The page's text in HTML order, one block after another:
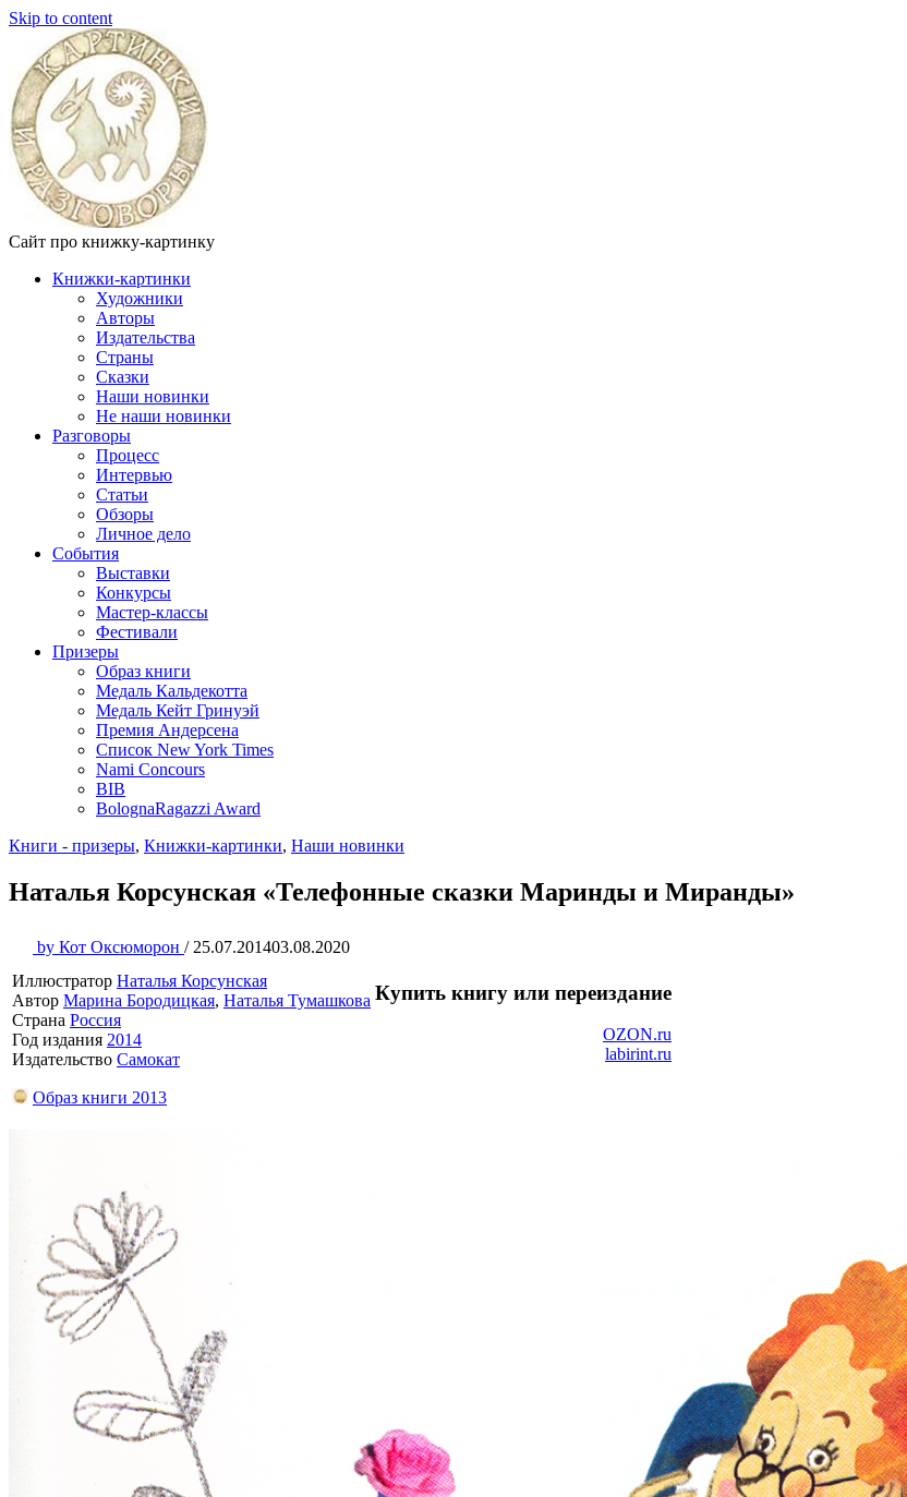
Skip to content
Сайт про книжку-картинку
Книжки-картинки
Художники
Авторы
Издательства
Страны
Сказки
Наши новинки
Не наши новинки
Разговоры
Процесс
Интервью
Статьи
Обзоры
Личное дело
События
Выставки
Конкурсы
Мастер-классы
Фестивали
Призеры
Образ книги
Медаль Кальдекотта
Медаль Кейт Гринуэй
Премия Андерсена
Список New York Times
Nami Concours
BIB
BolognaRagazzi Award
Книги - призеры, Книжки-картинки, Наши новинки
Наталья Корсунская «Телефонные сказки Маринды и Миранды»
by Кот Оксюморон / 25.07.201403.08.2020
Иллюстратор Наталья Корсунская
Автор Марина Бородицкая, Наталья Тумашкова
Страна Россия
Год издания 2014
Издательство Самокат
Купить книгу или переиздание
OZON.ru
labirint.ru
Образ книги 2013